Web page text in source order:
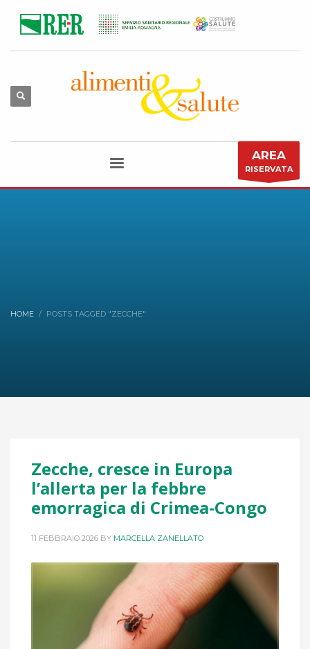
AREA
RISERVATA
HOME POSTS TAGGED "ZECCHE"
Zecche, cresce in Europa
l’allerta per la febbre
emorragica di Crimea-Congo
11 FEBBRAIO 2026 BY MARCELLA ZANELLATO